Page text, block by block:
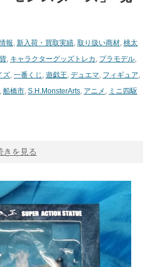
報, 新入荷・買取実績, 取り扱い商材, 桃太
, キャラクターグッズ トレカ , プラモデル,
ズ, 一番くじ , 遊戯王, デュエマ, フィギュア,
, 船橋市, S.H.MonsterArts, アニメ , ミニ四駆
きを見る